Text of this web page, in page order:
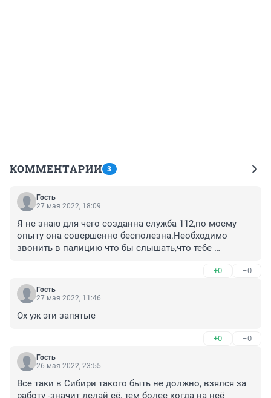
КОММЕНТАРИИ 3
Гость
27 мая 2022, 18:09
Я не знаю для чего созданна служба 112,по моему
опыту она совершенно бесполезна.Необходимо
звонить в палицию что бы слышать,что тебе
+0 –0
Гость
27 мая 2022, 11:46
Ох уж эти запятые
+0 –0
Гость
26 мая 2022, 23:55
Все таки в Сибири такого быть не должно, взялся за
работу -значит делай её, тем более когда на неё